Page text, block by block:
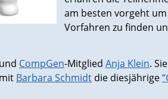
am besten vorgeht
Vorfahren zu finden
CompGen-Mitglied Anja Klein.
Barbara Schmidt die diesjährige